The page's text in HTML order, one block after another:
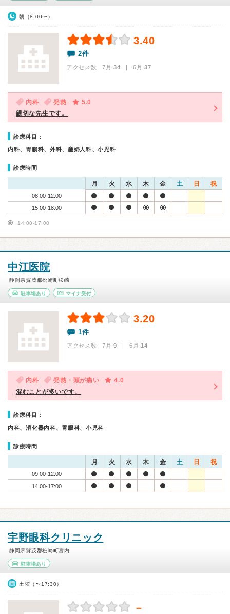
朝（8:00〜）
3.40
2件
アクセス数 7月:34 | 6月:37
内科 発熱
5.0
親切な先生です。
診療科目：
内科、胃腸科、外科、産婦人科、小児科
診療時間
月 火 水 木 金 土 日 祝
08:00-12:00
15:00-18:00
14:00-17:00
中江医院
静岡県賀茂郡松崎町松崎
駐車場あり マイナ受付
3.20
1件
アクセス数 7月:9 | 6月:14
内科 発熱・頭が痛い
4.0
混むことが多いです。
診療科目：
内科、消化器内科、胃腸科、小児科
診療時間
月 火 水 木 金 土 日 祝
09:00-12:00
14:00-17:00
宇野眼科クリニック
静岡県賀茂郡松崎町宮内
駐車場あり
土曜（〜17:30）
－